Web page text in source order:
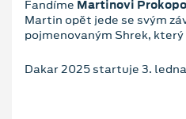
Fandíme Martinovi
Martin opět jede se svým
pojmenovaným Shrek,
Dakar 2025 startuje 3.